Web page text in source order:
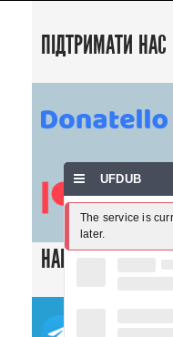
ПІДТРИМАТИ НАС
НАШІ СОЦ.
UFDUB
The service is
later.